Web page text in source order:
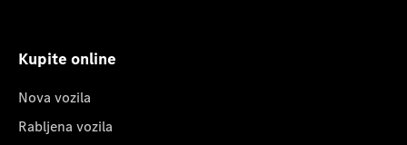
Kupite online
Nova vozila
Rabljena vozila